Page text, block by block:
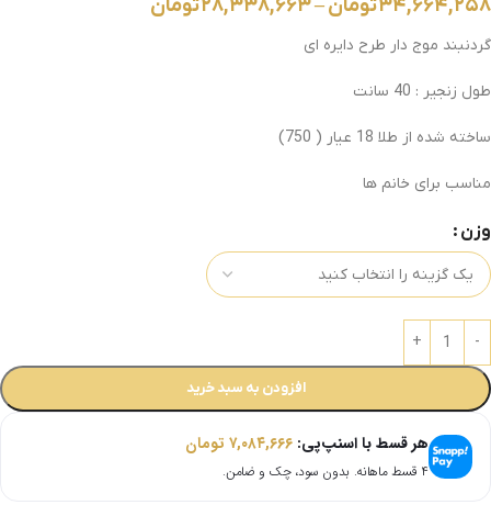
۳۴,۶۶۴,۲۵۸تومان–۲۸,۳۳۸,۶۶۳تومان
گردنبند موج دار طرح دایره ای
طول زنجیر : 40 سانت
ساخته شده از طلا 18 عیار ( 750)
مناسب برای خانم ها
وزن
افزودن به سبد خرید
هر قسط با اسنپ‌پی: ۷,۰۸۴,۶۶۶ تومان
۴ قسط ماهانه. بدون سود، چک و ضامن.